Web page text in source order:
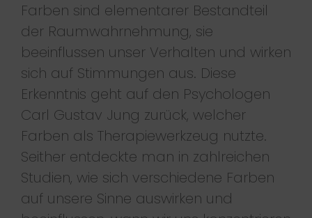
Farben sind elementarer Bestandteil
der Raumwahrnehmung, sie
beeinflussen unser Verhalten und wirken
sich auf Stimmungen aus. Diese
Erkenntnis geht auf den Psychologen
Carl Gustav Jung zurück, welcher
Farben als Therapiewerkzeug nutzte.
Seither entdeckte man in zahlreichen
Studien, wie sich verschiedene Farben
auf unsere Sinne auswirken und